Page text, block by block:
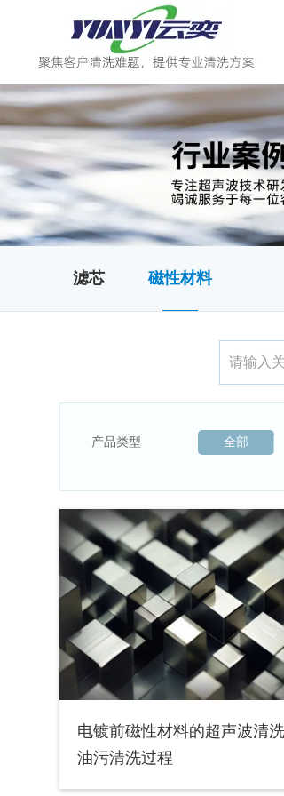
滤芯 磁性材料
产品类型 全部
电镀前磁性材料的超声波清洗
油污清洗过程